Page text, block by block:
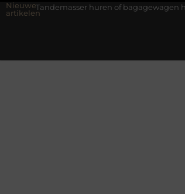
Nieuwe
artikelen
huren of bagagewagen huren? Kies de